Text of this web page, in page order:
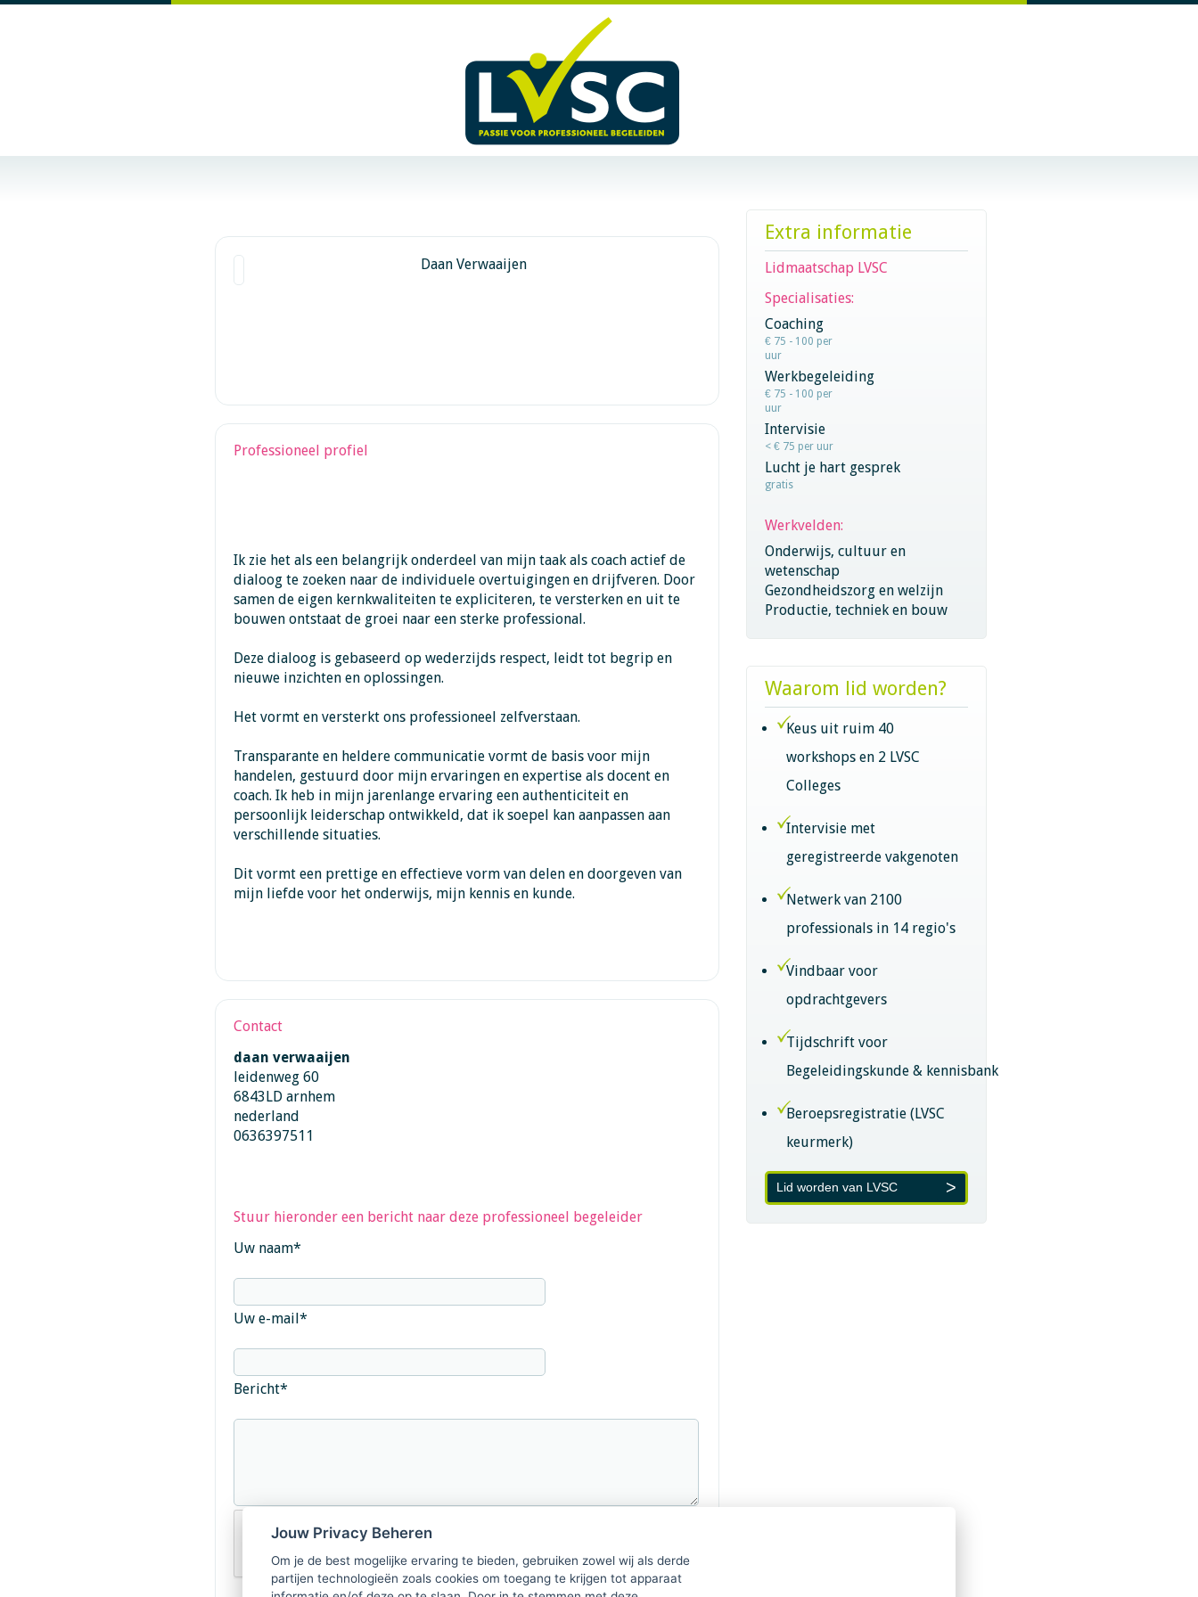
Daan Verwaaijen
Professioneel profiel
Ik zie het als een belangrijk onderdeel van mijn taak als coach actief de
dialoog te zoeken naar de individuele overtuigingen en drijfveren. Door
samen de eigen kernkwaliteiten te expliciteren, te versterken en uit te
bouwen ontstaat de groei naar een sterke professional.
Deze dialoog is gebaseerd op wederzijds respect, leidt tot begrip en
nieuwe inzichten en oplossingen.
Het vormt en versterkt ons professioneel zelfverstaan.
Transparante en heldere communicatie vormt de basis voor mijn
handelen, gestuurd door mijn ervaringen en expertise als docent en
coach. Ik heb in mijn jarenlange ervaring een authenticiteit en
persoonlijk leiderschap ontwikkeld, dat ik soepel kan aanpassen aan
verschillende situaties.
Dit vormt een prettige en effectieve vorm van delen en doorgeven van
mijn liefde voor het onderwijs, mijn kennis en kunde.
Contact
daan verwaaijen
leidenweg 60
6843LD arnhem
nederland
0636397511
Stuur hieronder een bericht naar deze professioneel begeleider
Uw naam*
Uw e-mail*
Bericht*
Extra informatie
Lidmaatschap LVSC
Specialisaties:
Coaching
€ 75 - 100 per
uur
Werkbegeleiding
€ 75 - 100 per
uur
Intervisie
< € 75 per uur
Lucht je hart gesprek
gratis
Werkvelden:
Onderwijs, cultuur en
wetenschap
Gezondheidszorg en welzijn
Productie, techniek en bouw
Waarom lid worden?
Keus uit ruim 40
workshops en 2 LVSC
Colleges
Intervisie met
geregistreerde vakgenoten
Netwerk van 2100
professionals in 14 regio's
Vindbaar voor
opdrachtgevers
Tijdschrift voor
Begeleidingskunde & kennisbank
Beroepsregistratie (LVSC
keurmerk)
Lid worden van LVSC
Jouw Privacy Beheren
Om je de best mogelijke ervaring te bieden, gebruiken zowel wij als derde
partijen technologieën zoals cookies om toegang te krijgen tot apparaat